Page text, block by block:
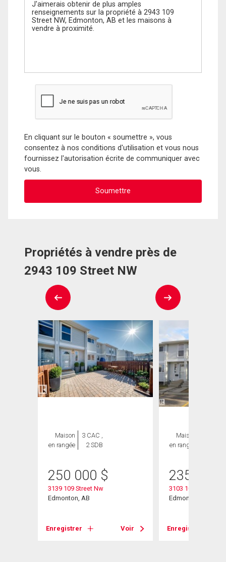
En cliquant sur le bouton « soumettre », vous
consentez à nos conditions d'utilisation et vous nous
fournissez l'autorisation écrite de communiquer avec
vous.
Propriétés à vendre près de
2943 109 Street NW
Maison
en rangée
3 CAC ,
2 SDB
250 000 $
3139 109 Street Nw
Edmonton, AB
Enregistrer Voir
Maison
en rangée
235 000
3103 109 Street
Edmonton, AB
Enregistrer